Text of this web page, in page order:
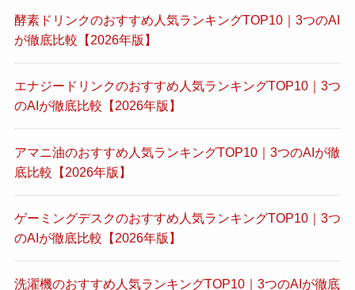
酵素ドリンクのおすすめ人気ランキングTOP10｜3つのAI
が徹底比較【2026年版】
エナジードリンクのおすすめ人気ランキングTOP10｜3つ
のAIが徹底比較【2026年版】
アマニ油のおすすめ人気ランキングTOP10｜3つのAIが徹
底比較【2026年版】
ゲーミングデスクのおすすめ人気ランキングTOP10｜3つ
のAIが徹底比較【2026年版】
洗濯機のおすすめ人気ランキングTOP10｜3つのAIが徹底